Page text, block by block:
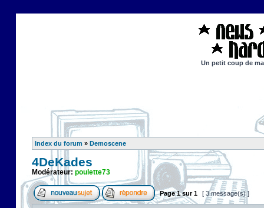
Un petit coup de
Index du forum » Demoscene
4DeKades
Modérateur: poulette73
Page1sur1 [ 3 message(s) ]